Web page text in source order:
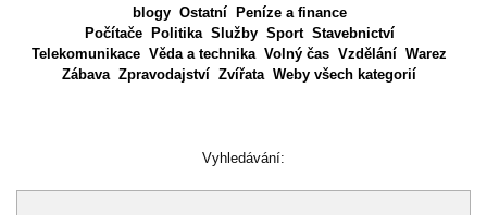
blogy Ostatní
Peníze a finance
Počítače
Politika Služby Sport Stavebnictví
Telekomunikace Věda a technika Volný čas Vzdělání Warez
Zábava Zpravodajství Zvířata Weby všech kategorií
Vyhledávání: